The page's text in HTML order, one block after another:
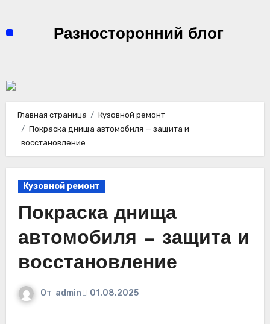
содержимомуРазносторонний блог
Главная страница
Кузовной ремонт
Покраска днища автомобиля — защита и
восстановление
Кузовной ремонт
Покраска днища
автомобиля — защита и
восстановление
От admin 01.08.2025